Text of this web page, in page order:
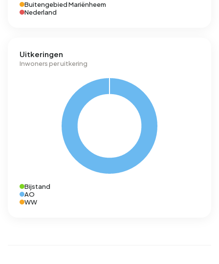
Buitengebied Mariënheem
Nederland
Uitkeringen
Inwoners per uitkering
Bijstand
AO
WW